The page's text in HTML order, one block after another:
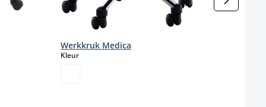
beschikbaar.)
Werkkruk Medica
Kleurselect